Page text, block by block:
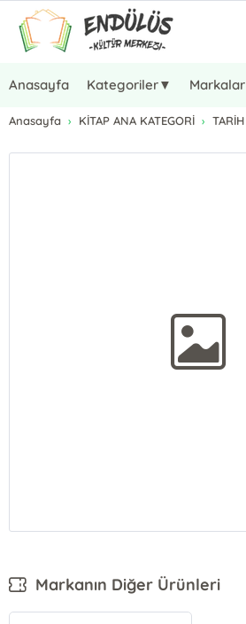
Anasayfa Kategoriler▼ Markalar
Anasayfa KİTAP ANA KATEGORİ TARİH
Markanın Diğer Ürünleri